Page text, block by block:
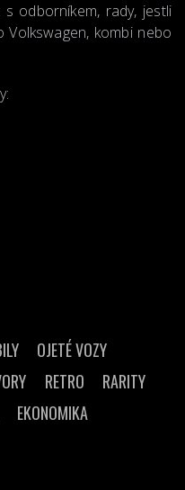
odborníkem, rady, jestli
kombi nebo
OJETÉ VOZY
RETRO
RARITY
EKONOMIKA